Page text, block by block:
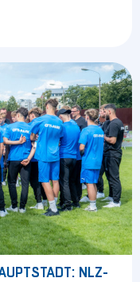
NLZ-